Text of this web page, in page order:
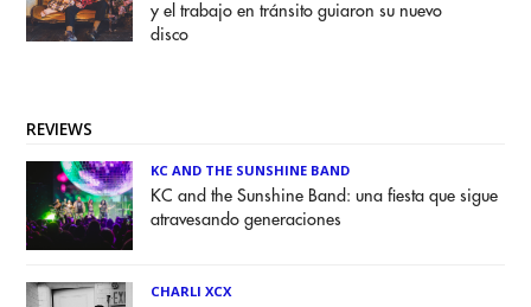
y el trabajo en tránsito guiaron su nuevo
disco
REVIEWS
KC AND THE SUNSHINE BAND
KC and the Sunshine Band: una fiesta que sigue
atravesando generaciones
CHARLI XCX